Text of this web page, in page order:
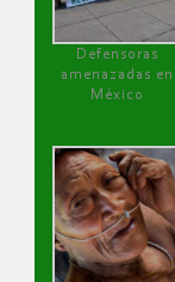
Defensoras
amenazadas en
México